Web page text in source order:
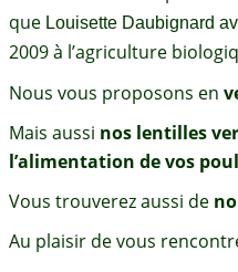
que Louisette Daubignard
2009 à l’agriculture
Nous vous proposons en
Mais aussi nos lentilles
l’alimentation de vos
Vous trouverez aussi de
Au plaisir de vous